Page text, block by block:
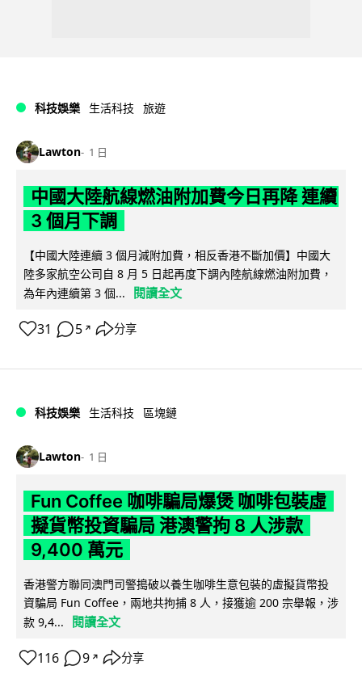
科技娛樂 生活科技 旅遊
Lawton 1 日
中國大陸航線燃油附加費今日再降 連續
3 個月下調
【中國大陸連續 3 個月減附加費，相反香港不斷加價】中國大
陸多家航空公司自 8 月 5 日起再度下調內陸航線燃油附加費，
為年內連續第 3 個...
閱讀全文
31 5 ↗ 分享
科技娛樂 生活科技 區塊鏈
Lawton 1 日
Fun Coffee 咖啡騙局爆煲 咖啡包裝虛
擬貨幣投資騙局 港澳警拘 8 人涉款
9,400 萬元
香港警方聯同澳門司警搗破以養生咖啡生意包裝的虛擬貨幣投
資騙局 Fun Coffee，兩地共拘捕 8 人，接獲逾 200 宗舉報，涉
款 9,4...
閱讀全文
116 9 ↗ 分享